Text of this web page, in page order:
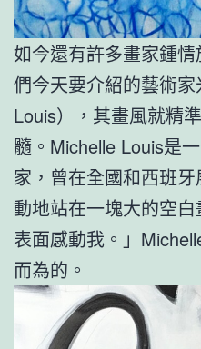
如今還有許多畫家鍾
們今天要介紹的藝術
Louis），其畫風就精
髓。Michelle Louis是
家，曾在全國和西班
動地站在一塊大的空
表面感動我。」
而為的。